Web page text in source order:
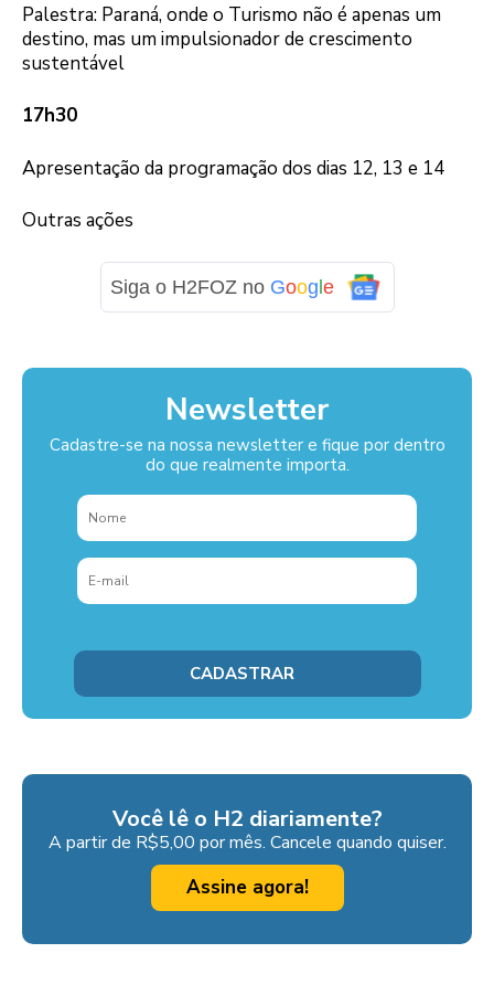
Palestra: Paraná, onde o Turismo não é apenas um
destino, mas um impulsionador de crescimento
sustentável
17h30
Apresentação da programação dos dias 12, 13 e 14
Outras ações
Siga o H2FOZ no Google
Newsletter
Cadastre-se na nossa newsletter e fique por dentro
do que realmente importa.
Você lê o H2 diariamente?
A partir de R$5,00 por mês. Cancele quando quiser.
Assine agora!